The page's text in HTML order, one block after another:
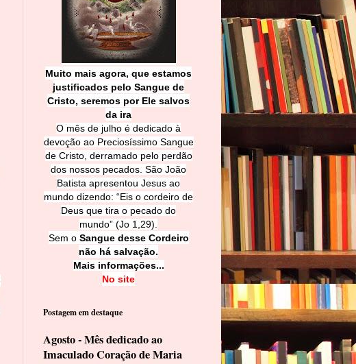
Muito mais agora, que estamos
justificados pelo Sangue de
Cristo, seremos por Ele salvos
da ira
O mês de julho é dedicado à
devoção ao Preciosíssimo Sangue
de Cristo, derramado pelo perdão
dos nossos pecados. São João
Batista apresentou Jesus ao
mundo dizendo: “Eis o cordeiro de
Deus que tira o pecado do
mundo” (Jo 1,29).
Sem o Sangue desse Cordeiro
não há salvação.
Mais informações...
No site
Postagem em destaque
Agosto - Mês dedicado ao
Imaculado Coração de Maria